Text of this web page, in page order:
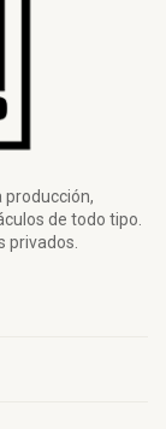
producción,
de todo tipo.
privados.